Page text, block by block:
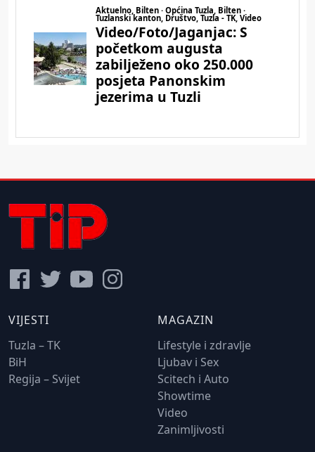
VIJESTI
Tuzla – TK
BiH
Regija – Svijet
MAGAZIN
Lifestyle i zdravlje
Ljubav i Sex
Scitech i Auto
Showtime
Video
Zanimljivosti